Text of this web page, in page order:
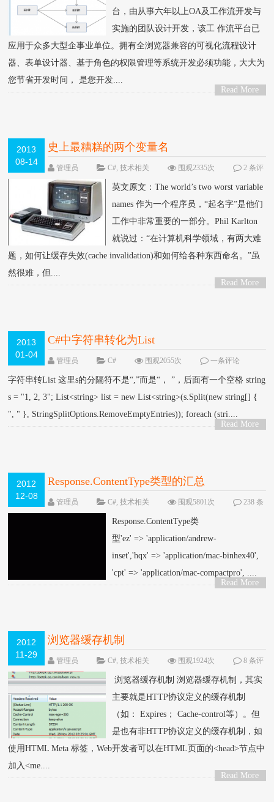
台，由从事六年以上OA及工作流开发与
实施的团队设计开发，该工 作流平台已
应用于众多大型企事业单位。拥有全浏览器兼容的可视化流程设计
器、表单设计器、基于角色的权限管理等系统开发必须功能，大大为
您节省开发时间， 是您开发....
Read More
2013
08-14
史上最糟糕的两个变量名
管理员 C#,技术相关 围观2335次
2 条评
英文原文：The world’s two worst variable
names 作为一个程序员，“起名字”是他们
工作中非常重要的一部分。Phil Karlton
就说过：“在计算机科学领域，有两大难
题，如何让缓存失效(cache invalidation)和如何给各种东西命名。”虽
然很难，但....
Read More
2013
01-04
C#中字符串转化为List
管理员 C# 围观2055次 一条评论
字符串转List 这里s的分隔符不是“,”而是“， ”，后面有一个空格 string
s = "1, 2, 3"; List<string> list = new List<string>(s.Split(new string[] {
", " }, StringSplitOptions.RemoveEmptyEntries)); foreach (stri....
Read More
2012
12-08
Response.ContentType类型的汇总
管理员 C#,技术相关 围观5801次
238 条
评论
Response.ContentType类
型'ez' => 'application/andrew-
inset','hqx' => 'application/mac-binhex40',
'cpt' => 'application/mac-compactpro', ....
Read More
2012
11-29
浏览器缓存机制
管理员 C#,技术相关 围观1924次
8 条评
论
浏览器缓存机制 浏览器缓存机制，其实
主要就是HTTP协议定义的缓存机制
（如： Expires； Cache-control等）。但
是也有非HTTP协议定义的缓存机制，如
使用HTML Meta 标签，Web开发者可以在HTML页面的<head>节点中
加入<me....
Read More